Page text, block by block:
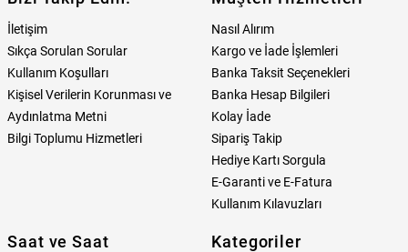
İletişim
Sıkça Sorulan Sorular
Kullanım Koşulları
Kişisel Verilerin Korunması ve
Aydınlatma Metni
Bilgi Toplumu Hizmetleri
Nasıl Alırım
Kargo ve İade İşlemleri
Banka Taksit Seçenekleri
Banka Hesap Bilgileri
Kolay İade
Sipariş Takip
Hediye Kartı Sorgula
E-Garanti ve E-Fatura
Kullanım Kılavuzları
Saat ve Saat Kategoriler